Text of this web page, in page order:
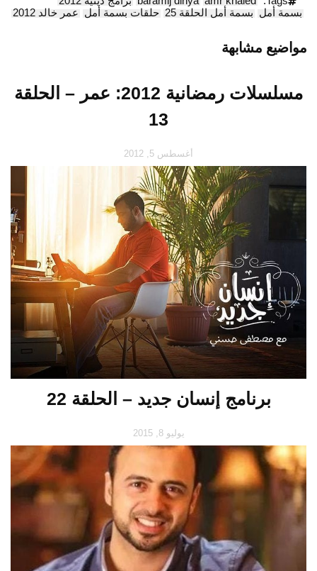
بسمة أمل بسمة أمل الحلقة 25 حلقات بسمة أمل عمر خالد 2012
مواضيع مشابهة
مسلسلات رمضانية 2012: عمر – الحلقة
13
أغسطس 5, 2012
برنامج إنسان جديد – الحلقة 22
يوليو 8, 2015